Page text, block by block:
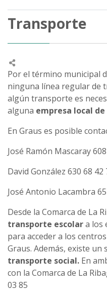
Transporte
Por el término municipal
ninguna línea regular de
algún transporte es
alguna empresa local
En Graus es posible
José Ramón Mascaray
David González 630 68 42
José Antonio Lacambra
Desde la Comarca de La
transporte escolara los
para acceder a los
Graus. Además, existe un
transporte social. En
con la Comarca de La
03 85